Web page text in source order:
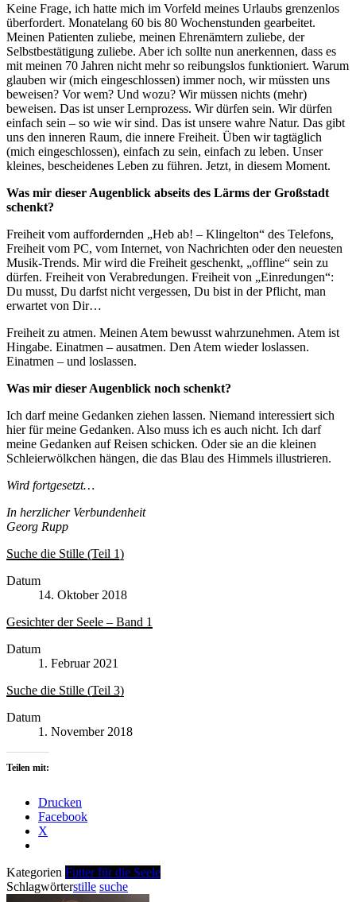
Keine Frage, ich hatte mich im Vorfeld meines Urlaubs grenzenlos
überfordert. Monatelang 60 bis 80 Wochenstunden gearbeitet.
Meinen Patienten zuliebe, meinen Ehrenämtern zuliebe, der
Selbstbestätigung zuliebe. Aber ich sollte nun anerkennen, dass es
mit meinen 70 Jahren nicht mehr so reibungslos funktioniert. Warum
glauben wir (mich eingeschlossen) immer noch, wir müssten uns
beweisen? Vor wem? Und wozu? Wir müssen nichts (mehr)
beweisen. Das ist unser Lernprozess. Wir dürfen sein. Wir dürfen
einfach sein – so wie wir sind. Das ist unsere wahre Natur. Das gibt
uns den inneren Raum, die innere Freiheit. Üben wir tagtäglich
(mich eingeschlossen), einfach zu sein, einfach zu leben. Unser
kleines, bescheidenes Leben zu führen. Jetzt, in diesem Moment.
Was mir dieser Augenblick abseits des Lärms der Großstadt
schenkt?
Freiheit vom auffordernden „Heb ab! – Klingelton“ des Telefons,
Freiheit vom PC, vom Internet, von Nachrichten oder den neuesten
Musik-Trends. Mir wird die Freiheit geschenkt, „offline“ sein zu
dürfen. Freiheit von Verabredungen. Freiheit von „Einredungen“:
Du musst, Du darfst nicht vergessen, Du bist in der Pflicht, man
erwartet von Dir…
Freiheit zu atmen. Meinen Atem bewusst wahrzunehmen. Atem ist
Hingabe. Einatmen – ausatmen. Den Atem wieder loslassen.
Einatmen – und loslassen.
Was mir dieser Augenblick noch schenkt?
Ich darf meine Gedanken ziehen lassen. Niemand interessiert sich
hier für meine Gedanken. Also muss ich es auch nicht. Ich darf
meine Gedanken auf Reisen schicken. Oder sie an die kleinen
Schleierwölkchen hängen, die das Blau des Himmels illustrieren.
Wird fortgesetzt…
In herzlicher Verbundenheit
Georg Rupp
Suche die Stille (Teil 1)
Datum
14. Oktober 2018
Gesichter der Seele – Band 1
Datum
1. Februar 2021
Suche die Stille (Teil 3)
Datum
1. November 2018
Teilen mit:
Drucken
Facebook
X
Kategorien Futter für die Seele
Schlagwörterstille suche